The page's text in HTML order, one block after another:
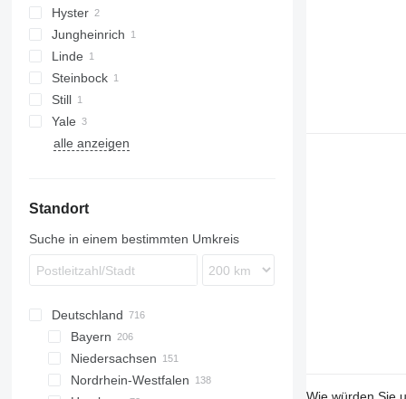
CPCD
CPCD
Hyster
H-series
Jungheinrich
DFG
Linde
H-series
Steinbock
Still
R-series
Yale
GDP
alle anzeigen
Standort
Suche in einem bestimmten Umkreis
Deutschland
Bayern
München
Augsburg
Niedersachsen
Hannover
Nordrhein-Westfalen